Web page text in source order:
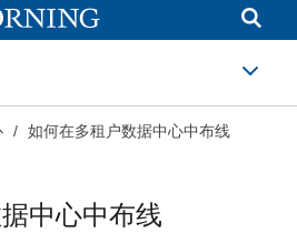
如何在多租户数据中心中布线
中心中布线